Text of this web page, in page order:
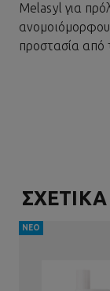
Melasyl για
προστασία από
ΝΕΟ